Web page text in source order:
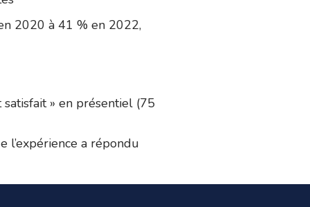
2020 à 41 % en 2022,
» en présentiel (75
l’expérience a répondu